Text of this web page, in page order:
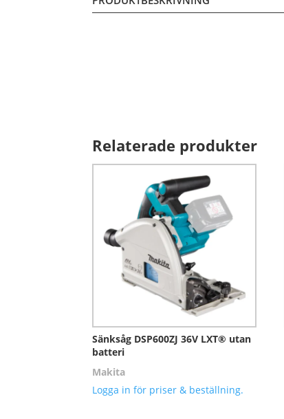
Relaterade produkter
Sänksåg DSP600ZJ 36V LXT® utan
batteri
Makita
Logga in för priser & beställning.